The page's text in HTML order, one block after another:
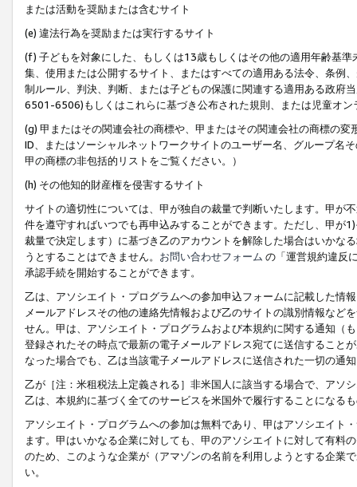
または活動を奨励または含むサイト
(e) 違法行為を奨励または実行するサイト
(f) 子どもを対象にした、もしくは13歳もしくはその他の適用年齢基
集、使用または公開するサイト、またはすべての適用ある法令、条例
制ルール、判決、判断、または子どもの保護に関連する適用ある政府
6501-6506)もしくはこれらに基づき公布された規則、または児童オン
(g) 甲またはその関連会社の商標や、甲またはその関連会社の商標の
ID、またはソーシャルネットワークサイトのユーザー名、グループ名
甲の商標の非包括的リストをご覧ください。）
(h) その他知的財産権を侵害するサイト
サイトの適切性については、甲が独自の裁量で判断いたします。甲が
件を遵守すればいつでも再申込みすることができます。ただし、甲が
裁量で決定します）に基づき乙のアカウントを解除した場合はいかな
うとすることはできません。 お問い合わせフォーム の「運営規約違反
承認手続を開始することができます。
乙は、アソシエイト・プログラムへの参加申込フォームに記載した情
メールアドレスその他の連絡先情報および乙のサイトの識別情報など
せん。甲は、アソシエイト・プログラムおよび本規約に関する通知（
登録されたその時点で最新の電子メールアドレス宛てに送信すること
なった場合でも、乙は当該電子メールアドレスに送信された一切の通
乙が［注：米租税法上定義される］非米国人に該当する場合で、アソ
乙は、本規約に基づく全てのサービスを米国外で履行することになる
アソシエイト・プログラムへの参加は無料であり、甲はアソシエイト
ます。甲はいかなる企業に対しても、甲のアソシエイトに対して有料
のため、このような企業が（アマゾンの名前を利用しようとする企業
い。